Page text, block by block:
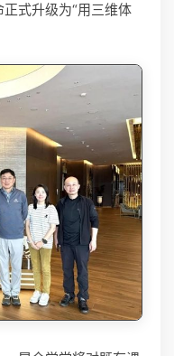
式升级为“用三维体